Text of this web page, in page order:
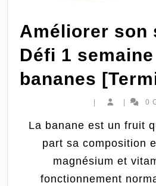
Améliorer son
Défi 1
bananes
0
La banane est un fruit
part sa composition
magnésium et
fonctionnement